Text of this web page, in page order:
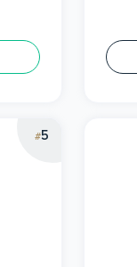
#5